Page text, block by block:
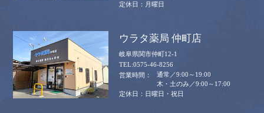
月曜日
ウラタ薬局 仲町店
岐阜県関市仲町12-1
0575-46-8256
通常／9:00～19:00
木・土のみ／9:00～17:00
日曜日・祝日